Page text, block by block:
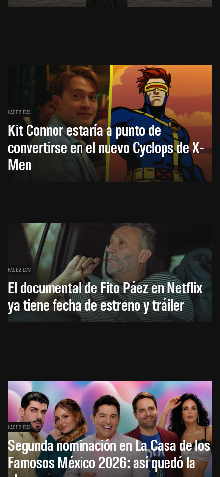
HACE 2 DÍAS
Kit Connor estaría a punto de
convertirse en el nuevo Cyclops de X-
Men
HACE 2 DÍAS
El documental de Fito Páez en Netflix
ya tiene fecha de estreno y tráiler
HACE 2 DÍAS
Segunda nominación en La Casa de los
Famosos México 2026: así quedó la